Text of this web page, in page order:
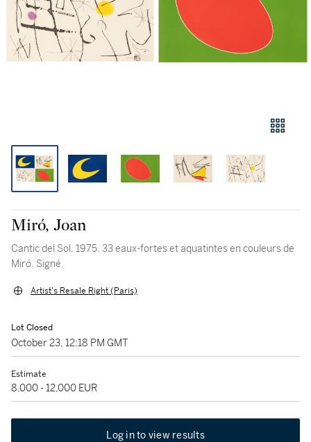
Miró, Joan
Cantic del Sol. 1975. 33 eaux-fortes et aquatintes en couleurs de
Miró. Signé.
Artist's Resale Right (Paris)
Lot Closed
October 23, 12:18 PM GMT
Estimate
8,000 - 12,000 EUR
Log in to view results